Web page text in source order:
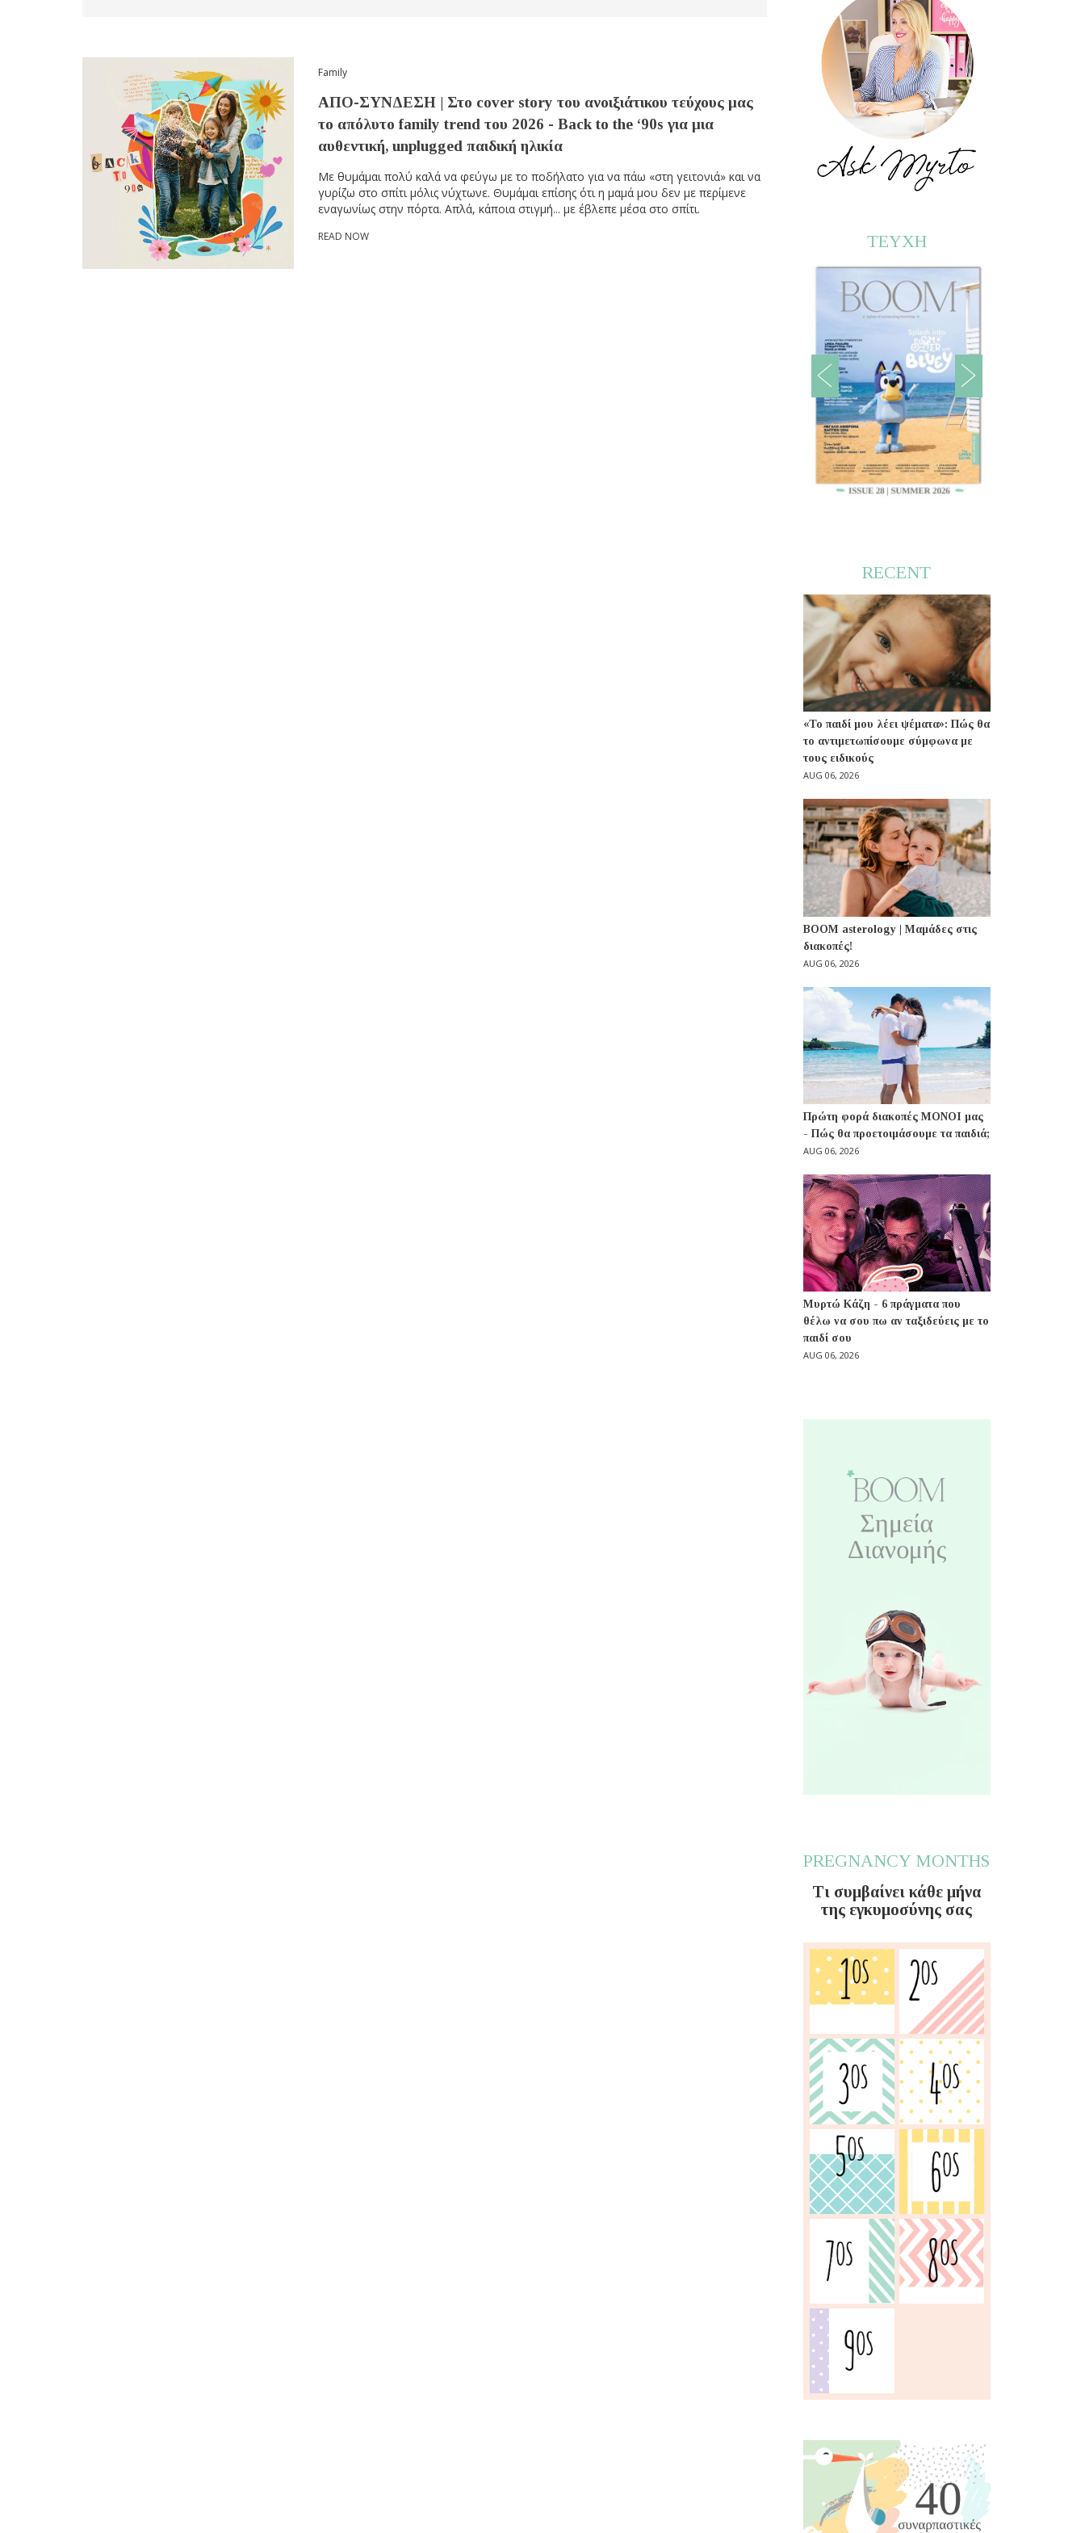
Family
ΑΠΟ-ΣΥΝΔΕΣΗ | Στο cover story του ανοιξιάτικου τεύχους μας
το απόλυτο family trend του 2026 - Back to the ‘90s για μια
αυθεντική, unplugged παιδική ηλικία
Mε θυμάμαι πολύ καλά να φεύγω με το ποδήλατο για να πάω «στη γειτονιά» και να
γυρίζω στο σπίτι μόλις νύχτωνε. Θυμάμαι επίσης ότι η μαμά μου δεν με περίμενε
εναγωνίως στην πόρτα. Απλά, κάποια στιγμή... με έβλεπε μέσα στο σπίτι.
READ NOW ΤΕΥΧΗ
RECENT
«Το παιδί μου λέει ψέματα»: Πώς θα
το αντιμετωπίσουμε σύμφωνα με
τους ειδικούς
AUG 06, 2026
BOOM asterology | Μαμάδες στις
διακοπές!
AUG 06, 2026
Πρώτη φορά διακοπές ΜΟΝΟΙ μας
- Πώς θα προετοιμάσουμε τα παιδιά;
AUG 06, 2026
Μυρτώ Κάζη - 6 πράγματα που
θέλω να σου πω αν ταξιδεύεις με το
παιδί σου
AUG 06, 2026
PREGNANCY MONTHS
Τι συμβαίνει κάθε μήνα
της εγκυμοσύνης σας